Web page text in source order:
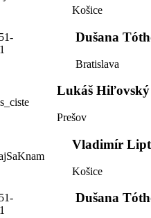
Košice
Dušana
Bratislava
Lukáš Hiľovský
Prešov
Vladimír
Košice
Dušana